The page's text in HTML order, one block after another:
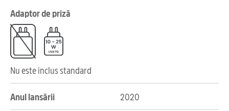
Adaptor de priză
Nu este inclus standard
Anul lansării 2020